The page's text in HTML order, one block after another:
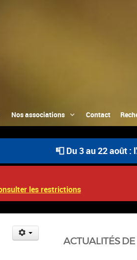
Nos associations Contact
📮 Du 3 au 22 août :
les restrictions
ACTUALITÉS